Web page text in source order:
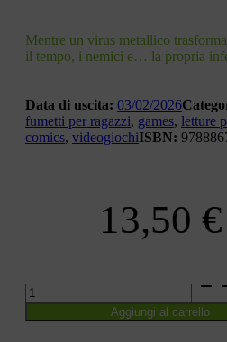
Mentre un virus metallico
il tempo, i nemici e… la propria
Data di uscita: 03/02/2026
fumetti per ragazzi, games, letture
comics, videogiochiISBN:
13,50 €
SONIC
THE
Aggiungi al carrello